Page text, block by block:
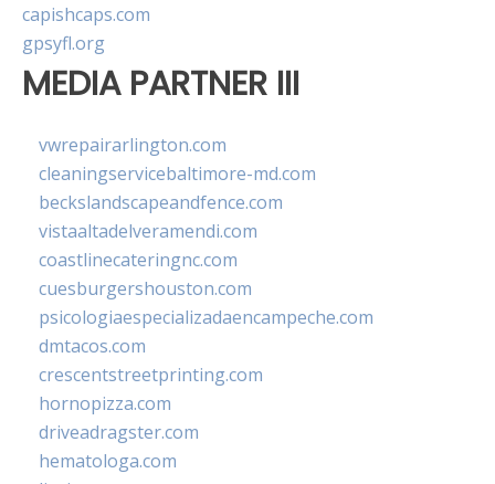
capishcaps.com
gpsyfl.org
MEDIA PARTNER III
vwrepairarlington.com
cleaningservicebaltimore-md.com
beckslandscapeandfence.com
vistaaltadelveramendi.com
coastlinecateringnc.com
cuesburgershouston.com
psicologiaespecializadaencampeche.com
dmtacos.com
crescentstreetprinting.com
hornopizza.com
driveadragster.com
hematologa.com